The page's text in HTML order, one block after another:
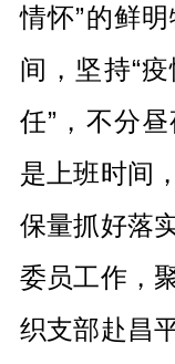
情怀”的鲜
间，坚持“
任”，不分
是上班时间
保量抓好落
委员工作，
织支部赴昌